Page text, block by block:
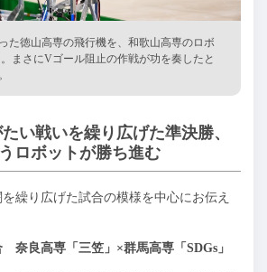
た徳山高専の飛行機を、和歌山高専のロボ
まさにVゴール阻止の作戦が功を奏したと
い戦いを繰り広げた準決勝、
ロボットが勝ち進む
繰り広げた試合の模様を中心にお伝え
奈良高専「三笠」×群馬高専「SDGs」